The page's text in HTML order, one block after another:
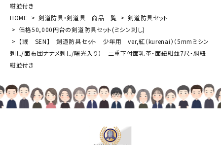
紺並付き
HOME
剣道防具・剣道具 商品一覧
剣道防具セット
価格50,000円台の剣道防具セット(ミシン刺し)
【戦 SEN】 剣道防具セット 少年用 ver,紅（kurenai）（5mmミシン
刺し/面布団ナナメ刺し/曙光入り） 二重下付面乳革・面紐紺並7尺・胴紐
紺並付き